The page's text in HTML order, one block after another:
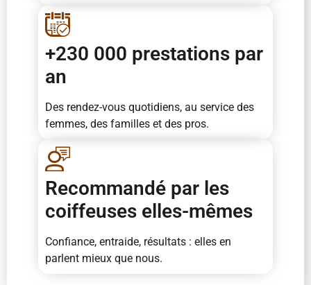
+230 000 prestations par
an
Des rendez-vous quotidiens, au service des
femmes, des familles et des pros.
Recommandé par les
coiffeuses elles-mêmes
Confiance, entraide, résultats : elles en
parlent mieux que nous.